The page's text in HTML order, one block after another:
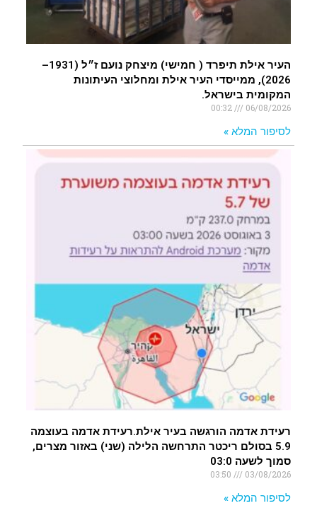
העיר אילת תיפרד ( חמישי) מיצחק נועם ז״ל (1931–
2026), ממייסדי העיר אילת ומחלוצי העיתונות
המקומית בישראל.
06/08/2026
00:32
לסיפור המלא »
רעידת אדמה הורגשה בעיר אילת.רעידת אדמה בעוצמה
5.9 בסולם ריכטר התרחשה הלילה (שני) באזור מצרים,
סמוך לשעה 03:0
03/08/2026
לסיפור המלא »